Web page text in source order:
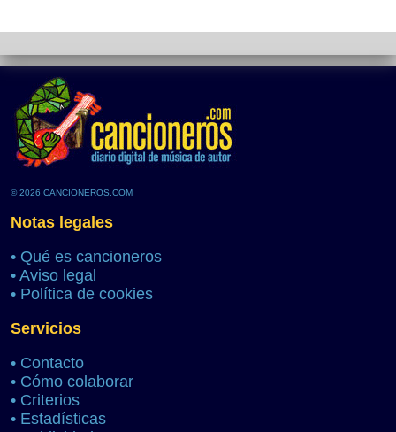
© 2026 CANCIONEROS.COM
Notas legales
• Qué es cancioneros
• Aviso legal
• Política de cookies
Servicios
• Contacto
• Cómo colaborar
• Criterios
• Estadísticas